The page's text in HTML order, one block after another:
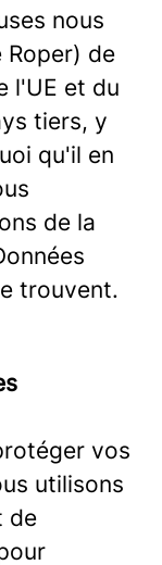
nous
de
l'UE et du
tiers, y
qu'il en
de la
trouvent.
vos
utilisons
de